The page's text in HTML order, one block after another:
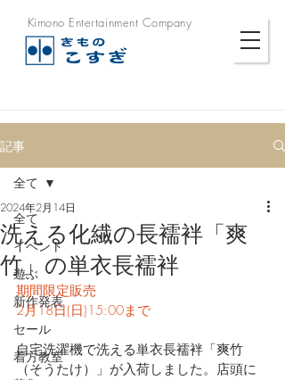
Kimono Entertainment Company
記事
全て
イベント
遊ぶ
新作発表
セール
着方教室
全て
洗える化繊の長襦袢「爽
竹」の単衣長襦袢
2024年2月14日
期間限定販売
2月18日(日)15:00まで
自宅洗濯機で洗える単衣長襦袢「爽竹
（そうたけ）」が入荷しました。店頭に